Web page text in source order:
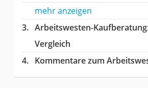
mehr anzeigen
Arbeitswesten-Kaufberatung
Vergleich
Kommentare zum